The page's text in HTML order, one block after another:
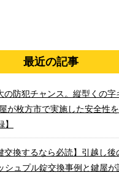
最近の記事
の防犯チャンス。縦型くの字
が枚方市で実施した安全性
交換するなら必読】引越し
シュプル錠交換事例と鍵屋